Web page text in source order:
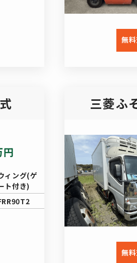
無
円
ィング(ゲ
ト付き)
三菱ふ
無